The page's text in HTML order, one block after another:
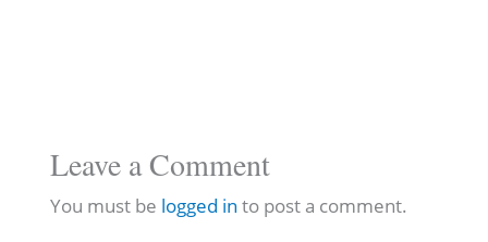
Leave a Comment
You must be logged in to post a comment.